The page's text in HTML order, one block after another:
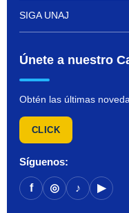
SIGA UNAJ
Únete a nuestro
Obtén las últimas
CLICK
Síguenos:
f ◎ ♪ ▶